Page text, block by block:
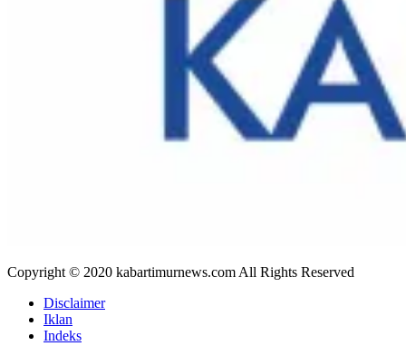
Copyright © 2020 kabartimurnews.com All Rights Reserved
Disclaimer
Iklan
Indeks